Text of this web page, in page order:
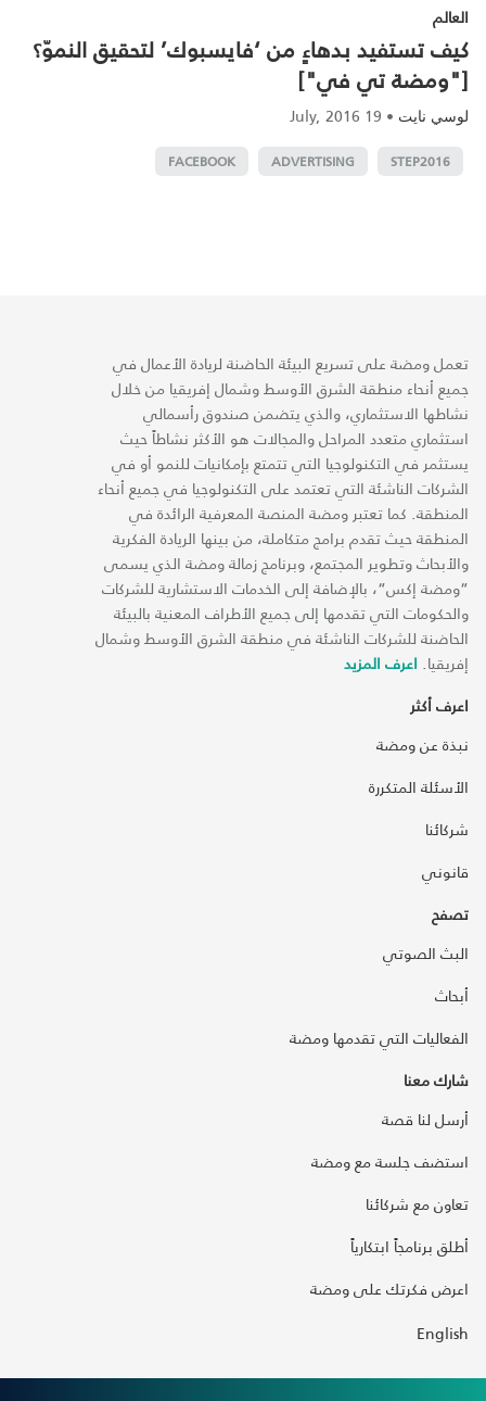
العالم
كيف تستفيد بدهاءٍ من ‘فايسبوك’ لتحقيق النموّ؟
["ومضة تي في"]
لوسي نايت •
19 July, 2016
STEP2016
ADVERTISING
FACEBOOK
تعمل ومضة على تسريع البيئة الحاضنة لريادة الأعمال في
جميع أنحاء منطقة الشرق الأوسط وشمال إفريقيا من خلال
نشاطها الاستثماري، والذي يتضمن صندوق رأسمالي
استثماري متعدد المراحل والمجالات هو الأكثر نشاطاً حيث
يستثمر في التكنولوجيا التي تتمتع بإمكانيات للنمو أو في
الشركات الناشئة التي تعتمد على التكنولوجيا في جميع أنحاء
المنطقة. كما تعتبر ومضة المنصة المعرفية الرائدة في
المنطقة حيث تقدم برامج متكاملة، من بينها الريادة الفكرية
والأبحاث وتطوير المجتمع، وبرنامج زمالة ومضة الذي يسمى
“ومضة إكس“، بالإضافة إلى الخدمات الاستشارية للشركات
والحكومات التي تقدمها إلى جميع الأطراف المعنية بالبيئة
الحاضنة للشركات الناشئة في منطقة الشرق الأوسط وشمال
إفريقيا. اعرف المزيد
اعرف أكثر
نبذة عن ومضة
الأسئلة المتكررة
شركائنا
قانوني
تصفح
البث الصوتي
أبحاث
الفعاليات التي تقدمها ومضة
شارك معنا
أرسل لنا قصة
استضف جلسة مع ومضة
تعاون مع شركائنا
أطلق برنامجاً ابتكارياً
اعرض فكرتك على ومضة
English